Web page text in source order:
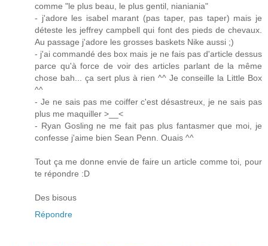
comme "le plus beau, le plus gentil, nianiania"
- j'adore les isabel marant (pas taper, pas taper) mais je
déteste les jeffrey campbell qui font des pieds de chevaux.
Au passage j'adore les grosses baskets Nike aussi ;)
- j'ai commandé des box mais je ne fais pas d'article dessus
parce qu'à force de voir des articles parlant de la même
chose bah... ça sert plus à rien ^^ Je conseille la Little Box
^^
- Je ne sais pas me coiffer c'est désastreux, je ne sais pas
plus me maquiller >__<
- Ryan Gosling ne me fait pas plus fantasmer que moi, je
confesse j'aime bien Sean Penn. Ouais ^^
Tout ça me donne envie de faire un article comme toi, pour
te répondre :D
Des bisous
Répondre